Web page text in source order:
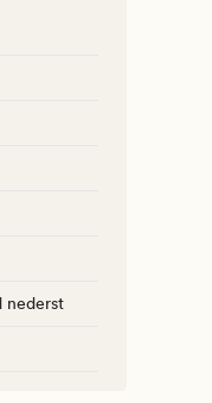
nederst